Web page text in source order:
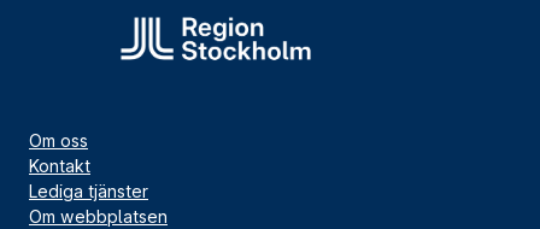
Om oss
Kontakt
Lediga tjänster
Om webbplatsen